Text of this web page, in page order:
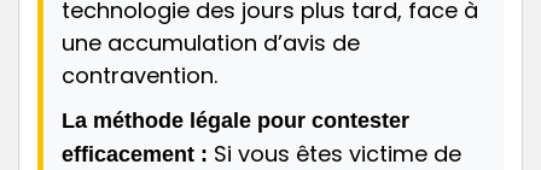
technologie des jours plus tard, face à
une accumulation d’avis de
contravention.
La méthode légale pour contester
efficacement : Si vous êtes victime de